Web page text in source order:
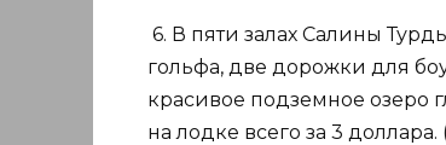
6. В пяти залах Салины
гольфа, две дорожки для
красивое подземное озеро
на лодке всего за 3